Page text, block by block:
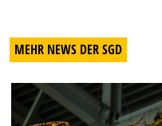
MEHR NEWS DER SGD